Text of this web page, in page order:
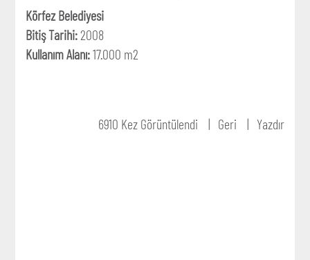
Körfez Belediyesi
Bitiş Tarihi:2008
Kullanım Alanı:17.000 m2
6910 Kez Görüntülendi Geri Yazdır